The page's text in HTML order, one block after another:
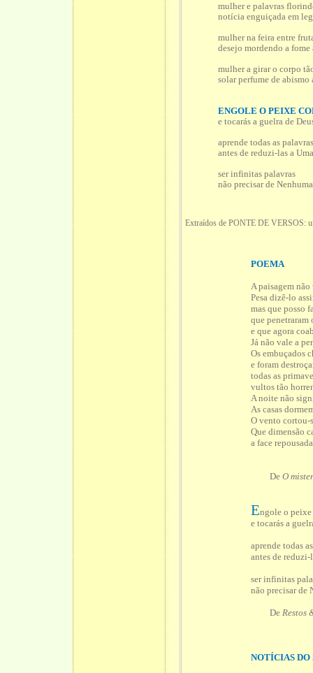
mulher e palavras
notícia enguiçada em
mulher na feira entre
desejo mordendo a fome
mulher a girar o corpo
solar perfume de abismo
ENGOLE O PEIXE
e tocarás a guelra de
aprende todas as
antes de reduzi-las a
ser infinitas palavras
não precisar de Nenhuma
Extraídos de PONTE DE VERSOS:
POEMA
A paisagem
Pesa dizê-lo
mas que posso
que penetraram
e que agora
Já não vale a
Os embuçados
e foram
todas as
vultos tão
A noite não
As casas
O vento cortou-
Que dimensão
a face
DeO
Engole o
e tocarás a
aprende todas
antes de reduzi-
ser infinitas
não precisar de
De Restos
NOTÍCIAS